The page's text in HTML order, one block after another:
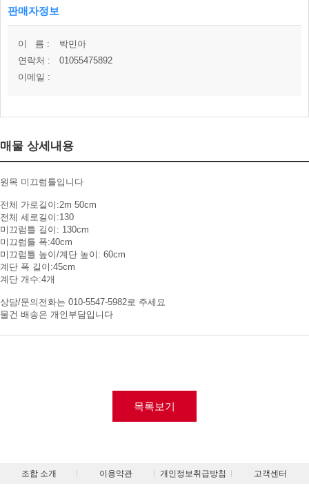
판매자정보
이 름 :
박민아
연락처 :
01055475892
이메일 :
매물 상세내용
원목 미끄럼틀입니다
전체 가로길이:2m 50cm
전체 세로길이:130
미끄럼틀 길이: 130cm
미끄럼틀 폭:40cm
미끄럼틀 높이/계단 높이: 60cm
계단 폭 길이:45cm
계단 개수:4개
상담/문의전화는 010-5547-5982로 주세요
물건 배송은 개인부담입니다
목록보기
조합 소개 이용약관 개인정보취급방침 고객센터